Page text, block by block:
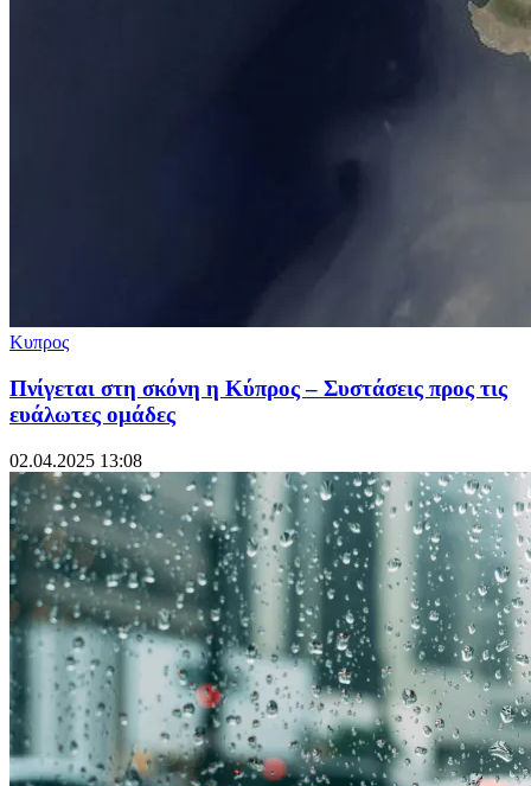
Κυπρος
Πνίγεται στη σκόνη η Κύπρος – Συστάσεις προς τις
ευάλωτες ομάδες
02.04.2025 13:08